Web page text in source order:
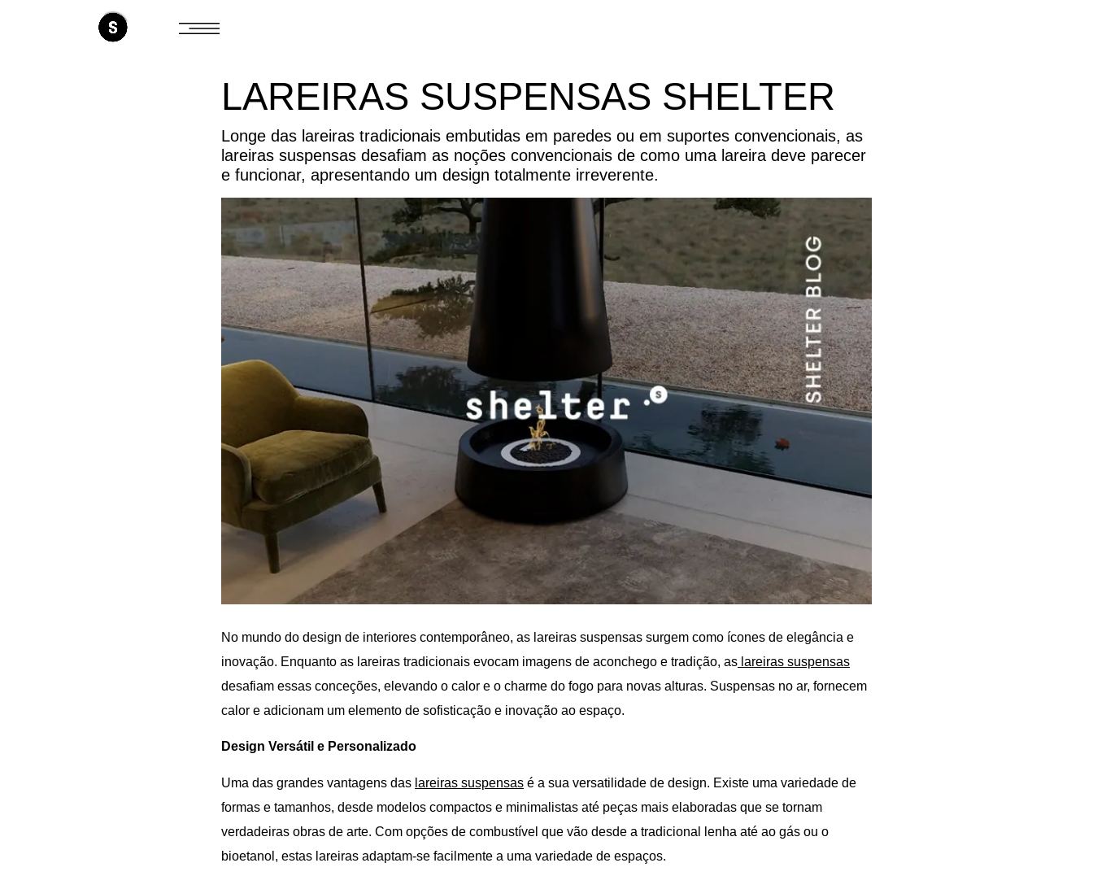
LAREIRAS SUSPENSAS SHELTER
Longe das lareiras tradicionais embutidas em paredes ou em suportes convencionais, as
lareiras suspensas desafiam as noções convencionais de como uma lareira deve parecer
e funcionar, apresentando um design totalmente irreverente.
No mundo do design de interiores contemporâneo, as lareiras suspensas surgem como ícones de elegância e
inovação. Enquanto as lareiras tradicionais evocam imagens de aconchego e tradição, as lareiras suspensas
desafiam essas conceções, elevando o calor e o charme do fogo para novas alturas. Suspensas no ar, fornecem
calor e adicionam um elemento de sofisticação e inovação ao espaço.
Design Versátil e Personalizado
Uma das grandes vantagens das lareiras suspensas é a sua versatilidade de design. Existe uma variedade de
formas e tamanhos, desde modelos compactos e minimalistas até peças mais elaboradas que se tornam
verdadeiras obras de arte. Com opções de combustível que vão desde a tradicional lenha até ao gás ou o
bioetanol, estas lareiras adaptam-se facilmente a uma variedade de espaços.